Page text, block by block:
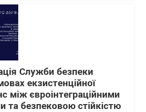
Служби безпеки
екзистенційної
між євроінтеграційними
та безпековою стійкістю